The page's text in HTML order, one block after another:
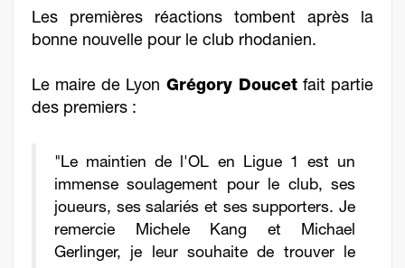
Les premières réactions tombent après la
bonne nouvelle pour le club rhodanien.
Le maire de Lyon Grégory Doucetfait partie
des premiers :
"Le maintien de l'OL en Ligue 1 est un
immense soulagement pour le club, ses
joueurs, ses salariés et ses supporters. Je
remercie Michele Kang et Michael
Gerlinger, je leur souhaite de trouver le